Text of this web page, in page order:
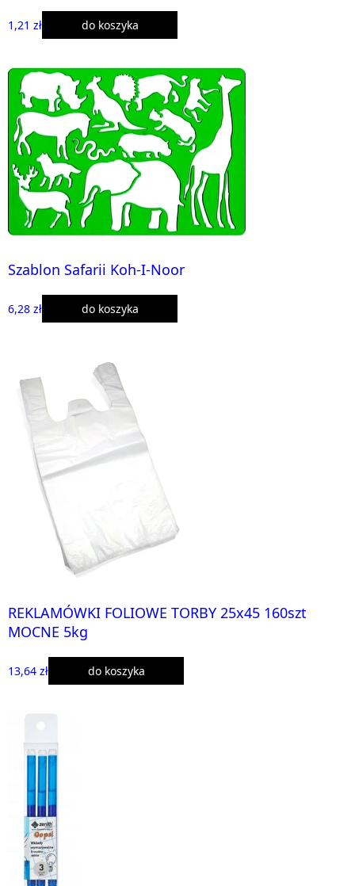
1,21 zł do koszyka
Szablon Safarii Koh-I-Noor
6,28 zł do koszyka
REKLAMÓWKI FOLIOWE TORBY 25x45 160szt
MOCNE 5kg
13,64 zł do koszyka